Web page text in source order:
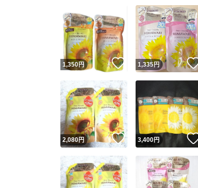
1,350円 いいね！
1,335円
2,080円 いいね！
3,400円